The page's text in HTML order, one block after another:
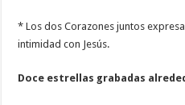
* Los dos Corazones juntos
intimidad con Jesús.
Doce estrellas grabadas